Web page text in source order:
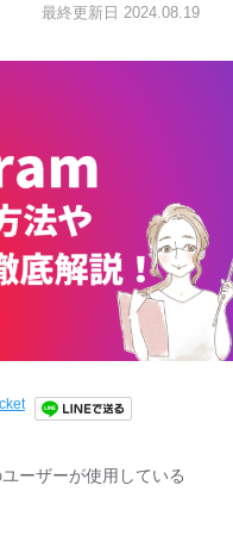
最終更新日 2024.08.19
ーザーが使用している